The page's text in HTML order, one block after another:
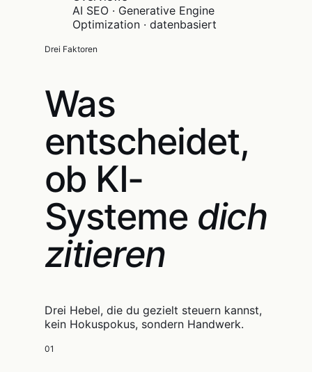
AI SEO · Generative Engine
Optimization · datenbasiert
Drei Faktoren
Was
entscheidet,
ob KI-
Systeme dich
zitieren
Drei Hebel, die du gezielt steuern kannst,
kein Hokuspokus, sondern Handwerk.
01